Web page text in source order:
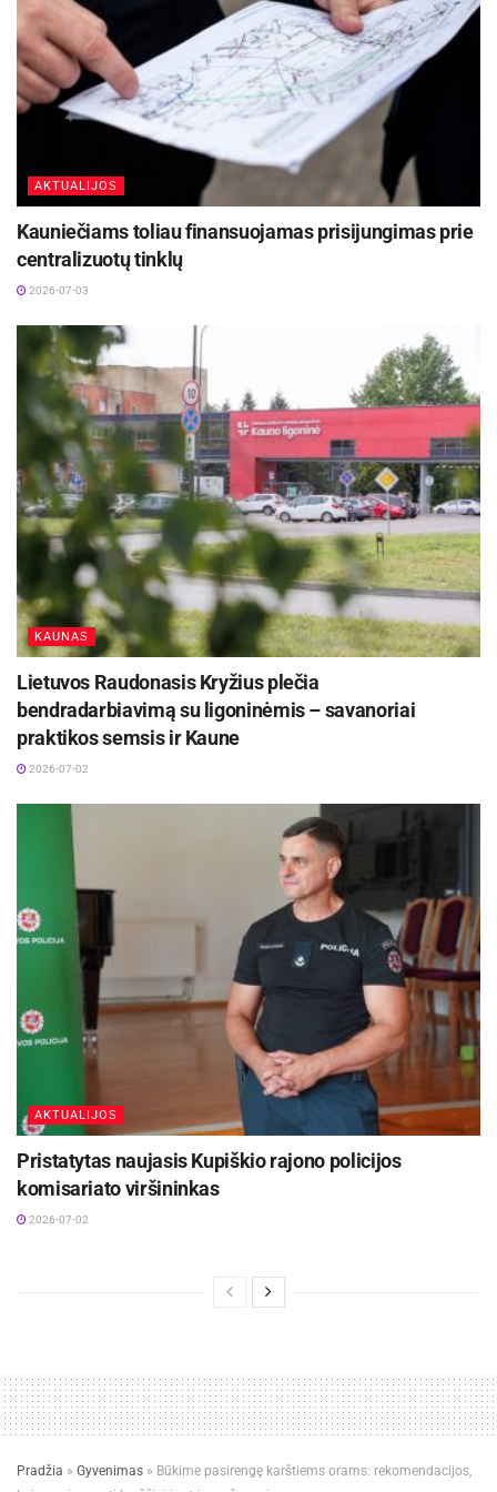
veterinarijos tarnybą visą parą veikiančiu
nemokamu telefonu 8 800 40 403.
Biržų rajono savivaldybės informacija
AKTUALIJOS
Kauniečiams toliau finansuojamas prisijungimas prie
centralizuotų tinklų
2026-07-03
KAUNAS
Lietuvos Raudonasis Kryžius plečia
bendradarbiavimą su ligoninėmis – savanoriai
praktikos semsis ir Kaune
2026-07-02
AKTUALIJOS
Pristatytas naujasis Kupiškio rajono policijos
komisariato viršininkas
2026-07-02
Pradžia » Gyvenimas » Būkime pasirengę karštiems orams: rekomendacijos,